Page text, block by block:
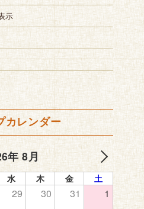
示
カレンダー
年 8月
水 木 金 土
29 30 31 1